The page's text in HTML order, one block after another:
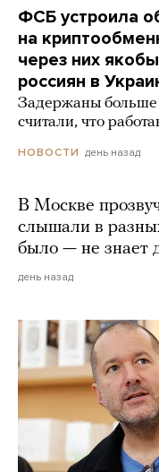
ФСБ устроила
на
через них
россиян в
Задержаны больше
считали, что
НОВОСТИ день назад
В Москве
слышали в
было — не
день назад